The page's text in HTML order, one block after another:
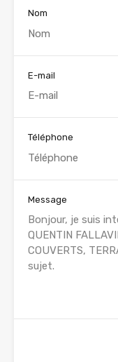
Nom
E-mail
Téléphone
Message